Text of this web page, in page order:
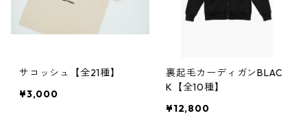
サコッシュ【全21種】
¥3,000
裏起毛カーディガンBLAC
K【全10種】
¥12,800